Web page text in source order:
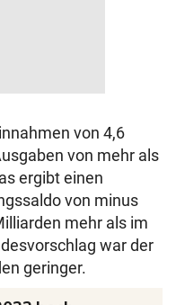
von 4,6
von mehr als
ergibt einen
von minus
mehr als im
war der
geringer.